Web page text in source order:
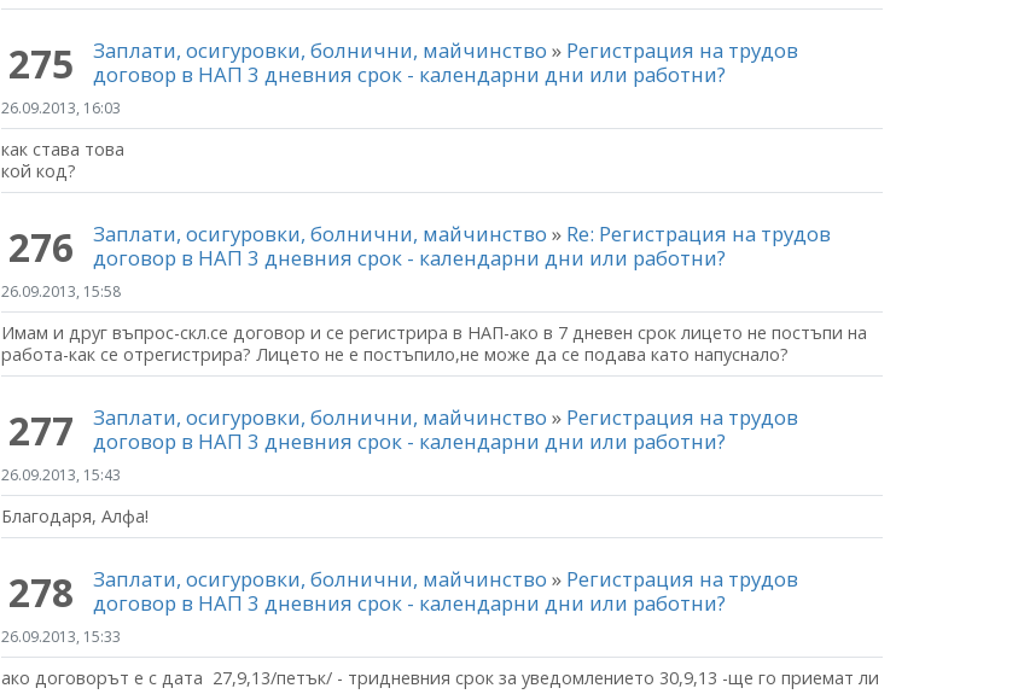
275 Заплати, осигуровки, болнични, майчинство» Регистрация на трудов
договор в НАП 3 дневния срок - календарни дни или работни?
26.09.2013, 16:03
как става това
кой код?
276 Заплати, осигуровки, болнични, майчинство» Re: Регистрация на трудов
договор в НАП 3 дневния срок - календарни дни или работни?
26.09.2013, 15:58
Имам и друг въпрос-скл.се договор и се регистрира в НАП-ако в 7 дневен срок лицето не постъпи на
работа-как се отрегистрира? Лицето не е постъпило,не може да се подава като напуснало?
277 Заплати, осигуровки, болнични, майчинство» Регистрация на трудов
договор в НАП 3 дневния срок - календарни дни или работни?
26.09.2013, 15:43
Благодаря, Алфа!
278 Заплати, осигуровки, болнични, майчинство» Регистрация на трудов
договор в НАП 3 дневния срок - календарни дни или работни?
26.09.2013, 15:33
ако договорът е с дата 27,9,13/петък/ - тридневния срок за уведомлението 30,9,13 -ще го приемат ли